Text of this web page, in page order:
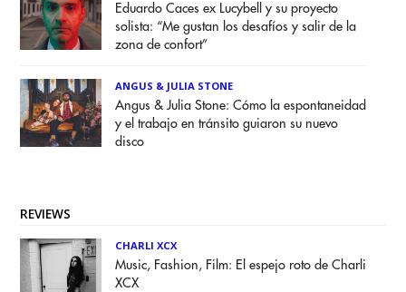
Eduardo Caces ex Lucybell y su proyecto
solista: “Me gustan los desafíos y salir de la
zona de confort”
ANGUS & JULIA STONE
Angus & Julia Stone: Cómo la espontaneidad
y el trabajo en tránsito guiaron su nuevo
disco
REVIEWS
CHARLI XCX
Music, Fashion, Film: El espejo roto de Charli
XCX